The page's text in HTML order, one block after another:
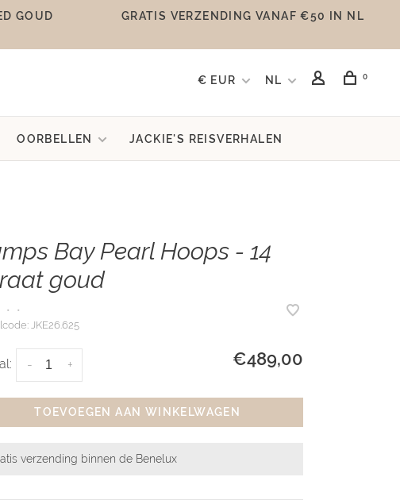
GOUD GRATIS VERZENDING VANAF €50 IN NL
€ EUR NL 0
OORBELLEN JACKIE'S REISVERHALEN
Bay Pearl Hoops - 14
goud
•
•
JKE26.625
+
- €489,00
TOEVOEGEN AAN WINKELWAGEN
verzending binnen de Benelux